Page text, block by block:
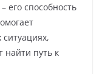
его способность
найти путь к